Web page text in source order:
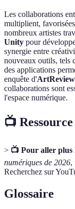
Les collaborations
multiplient,
nombreux artistes
Unity pour
synergie entre
nouveaux outils, tels
des applications
enquête d'ArtReview
collaborations sont
l'espace numérique.
📺
> 📺 Pour aller plus
numériques de 2026,
Recherchez sur
Glossaire